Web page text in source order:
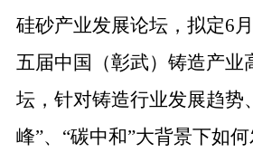
硅砂产业发展论坛，拟定6
五届中国（彰武）铸造产业
坛，针对铸造行业发展趋势
峰”、“碳中和”大背景下如